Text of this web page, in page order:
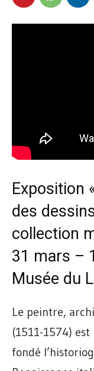
Exposition
des
collection
31 mars –
Musée du
Le peintre,
(1511-1574)
fondé